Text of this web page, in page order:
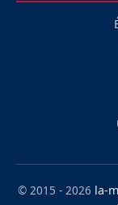
© 2015 - 2026 la-